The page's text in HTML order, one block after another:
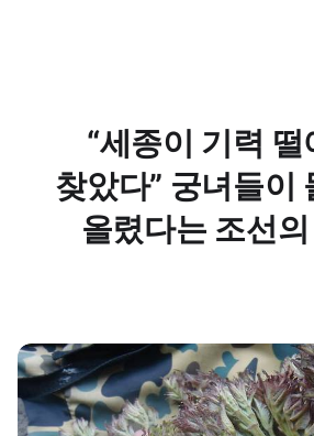
“세종이 기력 떨
찾았다” 궁녀들이
올렸다는 조선